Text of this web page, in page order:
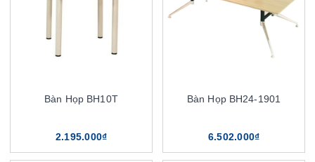
Bàn Họp BH10T
2.195.000₫
Bàn Họp BH24-1901
6.502.000₫